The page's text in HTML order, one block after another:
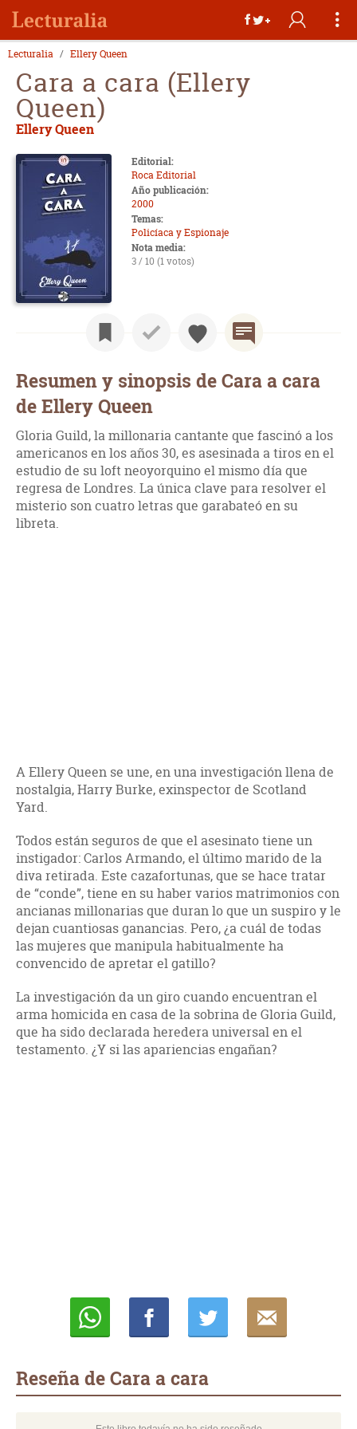
Lecturalia Ellery Queen
Cara a cara (Ellery
Queen)
Ellery Queen
Editorial:
Roca Editorial
Año publicación:
2000
Temas:
Policíaca y Espionaje
Nota media:
3 / 10 (1 votos)
Resumen y sinopsis de Cara a cara
de Ellery Queen
Gloria Guild, la millonaria cantante que fascinó a los
americanos en los años 30, es asesinada a tiros en el
estudio de su loft neoyorquino el mismo día que
regresa de Londres. La única clave para resolver el
misterio son cuatro letras que garabateó en su
libreta.
A Ellery Queen se une, en una investigación llena de
nostalgia, Harry Burke, exinspector de Scotland
Yard.
Todos están seguros de que el asesinato tiene un
instigador: Carlos Armando, el último marido de la
diva retirada. Este cazafortunas, que se hace tratar
de “conde”, tiene en su haber varios matrimonios con
ancianas millonarias que duran lo que un suspiro y le
dejan cuantiosas ganancias. Pero, ¿a cuál de todas
las mujeres que manipula habitualmente ha
convencido de apretar el gatillo?
La investigación da un giro cuando encuentran el
arma homicida en casa de la sobrina de Gloria Guild,
que ha sido declarada heredera universal en el
testamento. ¿Y si las apariencias engañan?
Reseña de Cara a cara